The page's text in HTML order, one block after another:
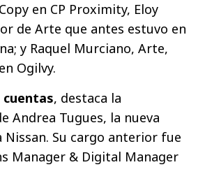
en CP Proximity, Eloy
de Arte que antes estuvo en
y Raquel Murciano, Arte,
Ogilvy.
cuentas, destaca la
Andrea Tugues, la nueva
Su cargo anterior fue
Manager & Digital Manager